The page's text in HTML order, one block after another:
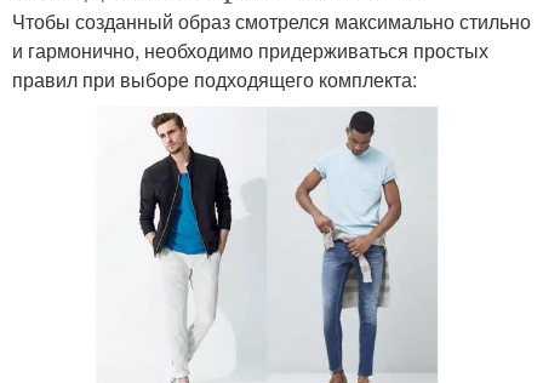
Чтобы созданный образ смотрелся максимально стильно
и гармонично, необходимо придерживаться простых
правил при выборе подходящего комплекта: